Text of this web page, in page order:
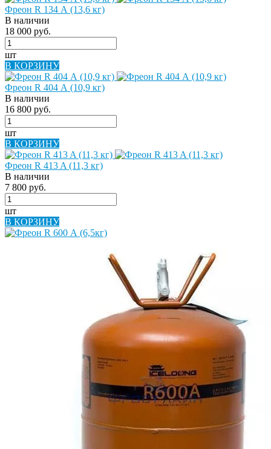
Фреон R 134 А (13,6 кг)
В наличии
18 000 руб.
шт
В КОРЗИНУ
Фреон R 404 А (10,9 кг)
В наличии
16 800 руб.
шт
В КОРЗИНУ
Фреон R 413 A (11,3 кг)
В наличии
7 800 руб.
шт
В КОРЗИНУ